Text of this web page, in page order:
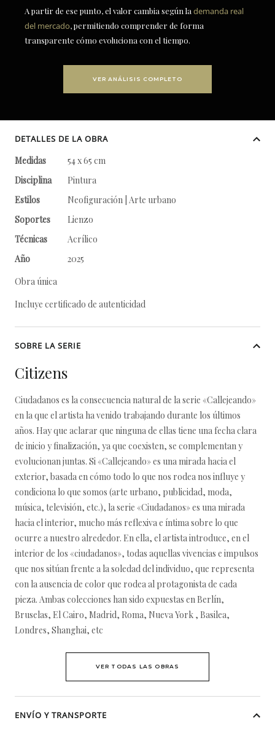
A partir de ese punto, el valor cambia según la demanda real
del mercado, permitiendo comprender de forma
transparente cómo evoluciona con el tiempo.
VER ANÁLISIS COMPLETO
DETALLES DE LA OBRA
Medidas
54 x 65 cm
Disciplina
Pintura
Estilos
Neofiguración | Arte urbano
Soportes
Lienzo
Técnicas
Acrílico
Año
2025
Obra única
Incluye certificado de autenticidad
SOBRE LA SERIE
Citizens
Ciudadanos es la consecuencia natural de la serie «Callejeando»
en la que el artista ha venido trabajando durante los últimos
años. Hay que aclarar que ninguna de ellas tiene una fecha clara
de inicio y finalización, ya que coexisten, se complementan y
evolucionan juntas. Si «Callejeando» es una mirada hacia el
exterior, basada en cómo todo lo que nos rodea nos influye y
condiciona lo que somos (arte urbano, publicidad, moda,
música, televisión, etc.), la serie «Ciudadanos» es una mirada
hacia el interior, mucho más reflexiva e íntima sobre lo que
ocurre a nuestro alrededor. En ella, el artista introduce, en el
interior de los «ciudadanos», todas aquellas vivencias e impulsos
que nos sitúan frente a la soledad del individuo, que representa
con la ausencia de color que rodea al protagonista de cada
pieza. Ambas colecciones han sido expuestas en Berlín,
Bruselas, El Cairo, Madrid, Roma, Nueva York , Basilea,
Londres, Shanghai, etc
VER TODAS LAS OBRAS
ENVÍO Y TRANSPORTE